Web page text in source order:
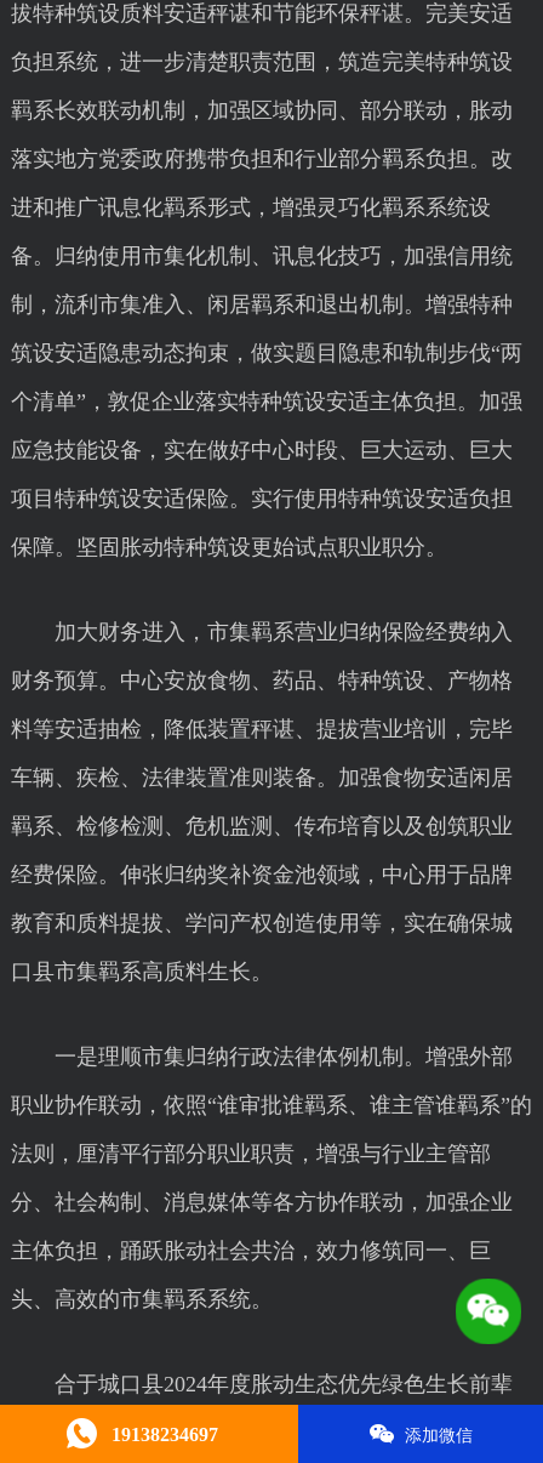
拔特种筑设质料安适秤谌和节能环保秤谌。完美安适
负担系统，进一步清楚职责范围，筑造完美特种筑设
羁系长效联动机制，加强区域协同、部分联动，胀动
落实地方党委政府携带负担和行业部分羁系负担。改
进和推广讯息化羁系形式，增强灵巧化羁系系统设
备。归纳使用市集化机制、讯息化技巧，加强信用统
制，流利市集准入、闲居羁系和退出机制。增强特种
筑设安适隐患动态拘束，做实题目隐患和轨制步伐“两
个清单”，敦促企业落实特种筑设安适主体负担。加强
应急技能设备，实在做好中心时段、巨大运动、巨大
项目特种筑设安适保险。实行使用特种筑设安适负担
保障。坚固胀动特种筑设更始试点职业职分。
加大财务进入，市集羁系营业归纳保险经费纳入
财务预算。中心安放食物、药品、特种筑设、产物格
料等安适抽检，降低装置秤谌、提拔营业培训，完毕
车辆、疾检、法律装置准则装备。加强食物安适闲居
羁系、检修检测、危机监测、传布培育以及创筑职业
经费保险。伸张归纳奖补资金池领域，中心用于品牌
教育和质料提拔、学问产权创造使用等，实在确保城
口县市集羁系高质料生长。
一是理顺市集归纳行政法律体例机制。增强外部
职业协作联动，依照“谁审批谁羁系、谁主管谁羁系”的
法则，厘清平行部分职业职责，增强与行业主管部
分、社会构制、消息媒体等各方协作联动，加强企业
主体负担，踊跃胀动社会共治，效力修筑同一、巨
头、高效的市集羁系系统。
合于城口县2024年度胀动生态优先绿色生长前辈
整体和前辈一面拟颂扬对象的公示
19138234697 添加微信